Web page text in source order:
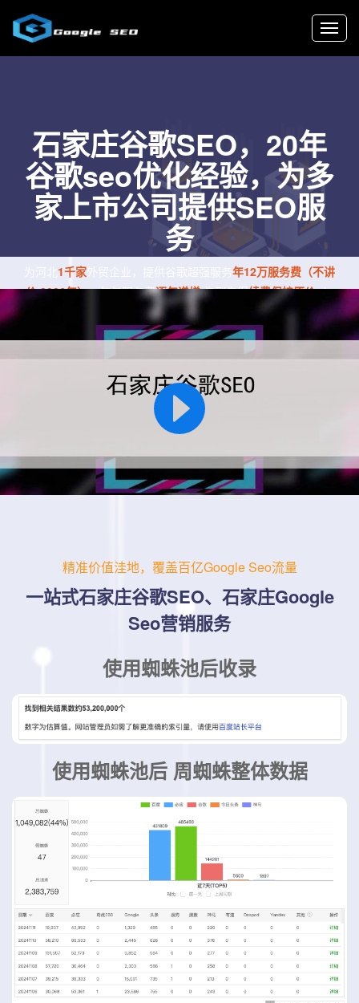
石家庄谷歌SEO，20年
谷歌seo优化经验，为多
家上市公司提供SEO服
务
1千家
年12万服务费（不讲
价 2026年），每年服务费逐年递增,先到先得续费保持原价~！
找Google Seo提供外贸行业谷歌优化
，全场景一站式网站解决
方案
，在没跟我合作之前请务必不要
弃治疗。
你走的每一条弯路，都是你成功之前的必经之路
精准价值洼地，覆盖百亿Google Seo流量
一站式石家庄谷歌SEO、石家庄Google
Seo营销服务
使用蜘蛛池后收录
使用蜘蛛池后 周蜘蛛整体数据